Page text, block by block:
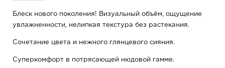
Блеск нового поколения! Визуальный объём, ощущение
увлажненности, нелипкая текстура без растекания.
Сочетание цвета и нежного глянцевого сияния.
Суперкомфорт в потрясающей нюдовой гамме.